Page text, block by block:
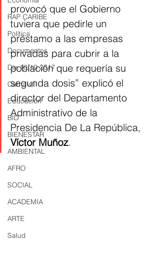
RAP CARIBE
Política
Documentos
Día 10/10 2017
Carnaval
Educación
BID
BIENESTAR
AMBIENTAL
AFRO
SOCIAL
ACADEMIA
ARTE
Salud
provocó que el Gobierno
tuviera que pedirle un
préstamo a las empresas
privadas para cubrir a la
población que requería su
segunda dosis” explicó el
director del Departamento
Administrativo de la
Presidencia De La República,
Víctor Muñoz.